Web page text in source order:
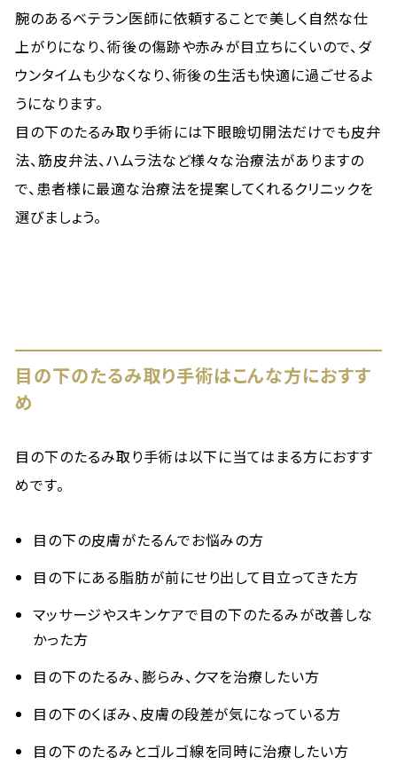
腕のあるベテラン医師に依頼することで美しく自然な仕
上がりになり、術後の傷跡や赤みが目立ちにくいので、ダ
ウンタイムも少なくなり、術後の生活も快適に過ごせるよ
うになります。
目の下のたるみ取り手術には下眼瞼切開法だけでも皮弁
法、筋皮弁法、ハムラ法など様々な治療法がありますの
で、患者様に最適な治療法を提案してくれるクリニックを
選びましょう。
目の下のたるみ取り手術はこんな方におすす
め
目の下のたるみ取り手術は以下に当てはまる方におすす
めです。
目の下の皮膚がたるんでお悩みの方
目の下にある脂肪が前にせり出して目立ってきた方
マッサージやスキンケアで目の下のたるみが改善しな
かった方
目の下のたるみ、膨らみ、クマを治療したい方
目の下のくぼみ、皮膚の段差が気になっている方
目の下のたるみとゴルゴ線を同時に治療したい方